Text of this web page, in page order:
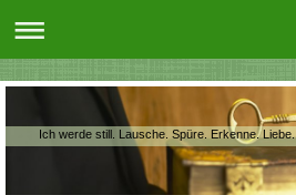
Ich werde still. Lausche. Spüre. Erkenne. Liebe.